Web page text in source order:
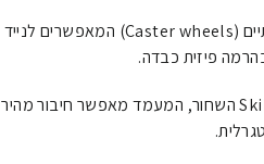
המעמד מצויד בגלגלים איכותיים (Caster wheels) המאפשרים לנייד
פיזית כבדה.
תוכנן במיוחד עבור ה-SkiErg השחור, המעמד מאפשר חיבור מהיר